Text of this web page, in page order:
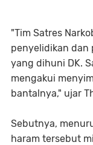
"Tim Satres
penyelidikan dan
yang dihuni DK.
mengakui
bantalnya," ujar
Sebutnya,
haram tersebut